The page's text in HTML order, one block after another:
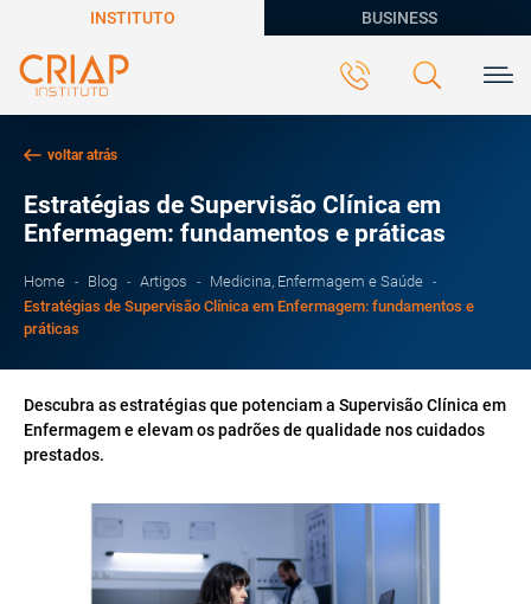
INSTITUTO BUSINESS
voltar atrás
Estratégias de Supervisão Clínica em
Enfermagem: fundamentos e práticas
Home Blog Artigos
Medicina, Enfermagem e Saúde
Estratégias de Supervisão Clínica em Enfermagem: fundamentos e
práticas
Descubra as estratégias que potenciam a Supervisão Clínica em
Enfermagem e elevam os padrões de qualidade nos cuidados
prestados.